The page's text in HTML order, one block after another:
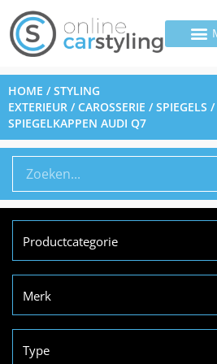
HOME /STYLING
EXTERIEUR /CAROSSERIE /SPIEGELS /
SPIEGELKAPPEN AUDI Q7
Productcategorie
Merk
Type